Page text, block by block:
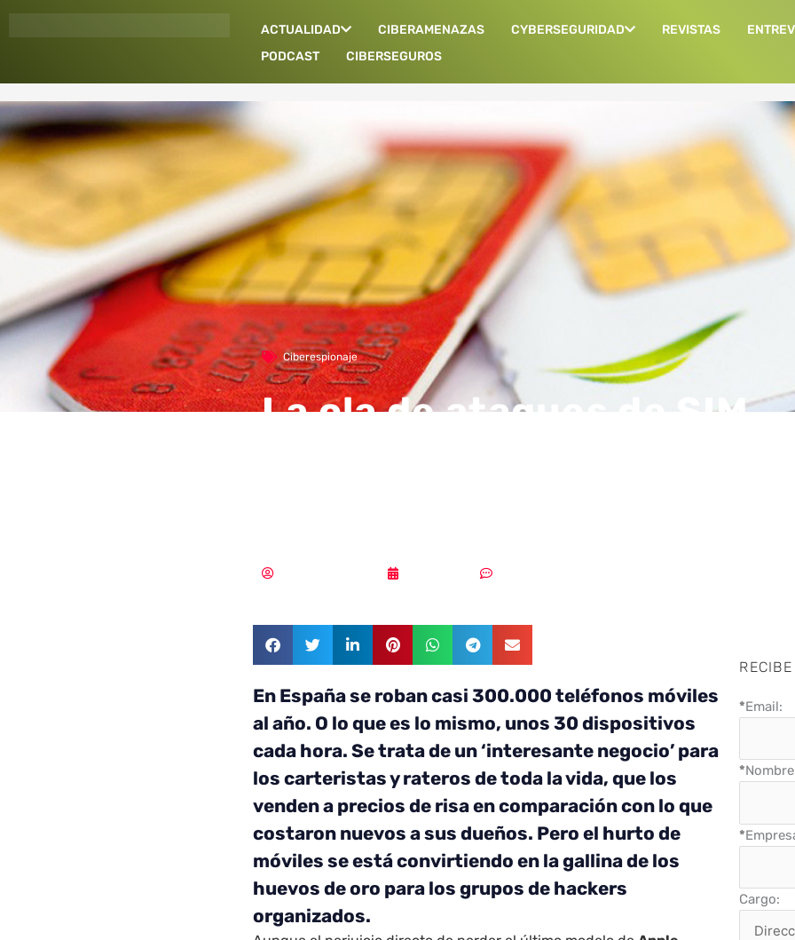
ACTUALIDAD CIBERAMENAZAS CYBERSEGURIDAD REVISTAS
PODCAST
CIBERSEGUROS
Ciberespionaje
La ola de ataques de SIM
En España se roban casi 300.000 teléfonos móviles
al año. O lo que es lo mismo, unos 30 dispositivos
cada hora. Se trata de un ‘interesante negocio’ para
los carteristas y rateros de toda la vida, que los
venden a precios de risa en comparación con lo que
costaron nuevos a sus dueños. Pero el hurto de
móviles se está convirtiendo en la gallina de los
huevos de oro para los grupos de hackers
organizados.
*Email:
*
*
Cargo: